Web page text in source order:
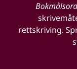
rettskriving.